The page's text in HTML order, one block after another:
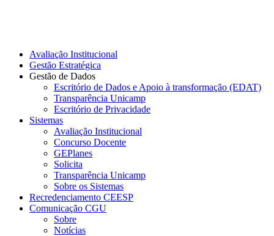
Avaliação Institucional
Gestão Estratégica
Gestão de Dados
Escritório de Dados e Apoio à transformação (EDAT)
Transparência Unicamp
Escritório de Privacidade
Sistemas
Avaliação Institucional
Concurso Docente
GEPlanes
Solicita
Transparência Unicamp
Sobre os Sistemas
Recredenciamento CEESP
Comunicação CGU
Sobre
Notícias